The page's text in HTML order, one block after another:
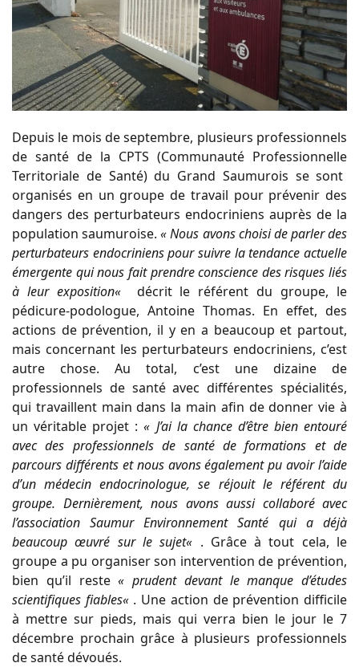
Depuis le mois de septembre, plusieurs professionnels
de santé de la CPTS (Communauté Professionnelle
Territoriale de Santé) du Grand Saumurois se sont
organisés en un groupe de travail pour prévenir des
dangers des perturbateurs endocriniens auprès de la
population saumuroise. «Nous avons choisi de parler des
perturbateurs endocriniens pour suivre la tendance actuelle
émergente qui nous fait prendre conscience des risques liés
à leur exposition«
décrit le référent du groupe, le
pédicure-podologue, Antoine Thomas. En effet, des
actions de prévention, il y en a beaucoup et partout,
mais concernant les perturbateurs endocriniens, c’est
autre chose. Au total, c’est une dizaine de
professionnels de santé avec différentes spécialités,
qui travaillent main dans la main afin de donner vie à
un véritable projet :« J’ai la chance d’êtrebien entouré
avec des professionnels de santé de formations et de
parcours différents et nous avonségalement pu avoir l’aide
d’un médecin endocrinologue, se réjouit le référent du
groupe. Dernièrement, nous avons aussi collaboré avec
l’association Saumur Environnement Santé qui a déjà
beaucoup œuvré sur lesujet« . Grâce à tout cela, le
groupe a pu organiser son intervention de prévention,
bien qu’il reste« prudent devant lemanque d’études
scientifiques fiables« . Une action de prévention difficile
à mettre sur pieds, mais qui verra bien le jour le 7
décembre prochain grâce à plusieurs professionnels
de santé dévoués.